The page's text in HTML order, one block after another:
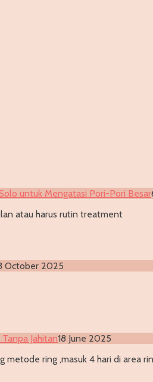
untuk Mengatasi Pori-Pori Besar
atau harus rutin treatment
October 2025
Jahitan18 June 2025
metode ring ,masuk 4 hari di area